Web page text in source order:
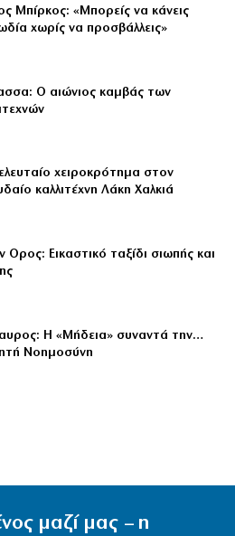
Μπίρκος: «Μπορείς να κάνεις
χωρίς να προσβάλλεις»
Ο αιώνιος καμβάς των
χειροκρότημα στον
καλλιτέχνη Λάκη Χαλκιά
Ορος: Εικαστικό ταξίδι σιωπής και
Η «Μήδεια» συναντά την…
Νοημοσύνη
μαζί μας – η